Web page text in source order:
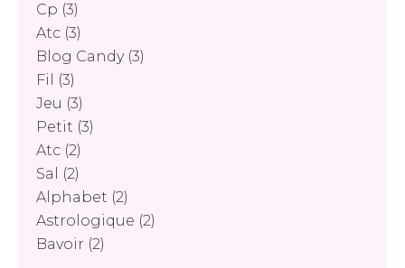
Cp (3)
Atc (3)
Blog Candy(3)
Fil
(3)
Jeu (3)
Petit (3)
Atc (2)
Sal
(2)
Alphabet (2)
Astrologique (2)
Bavoir (2)